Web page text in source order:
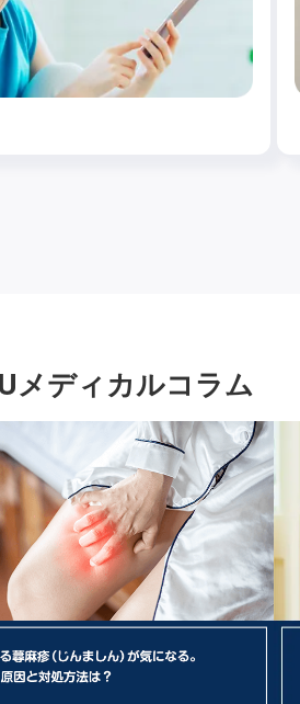
メディカルコラム